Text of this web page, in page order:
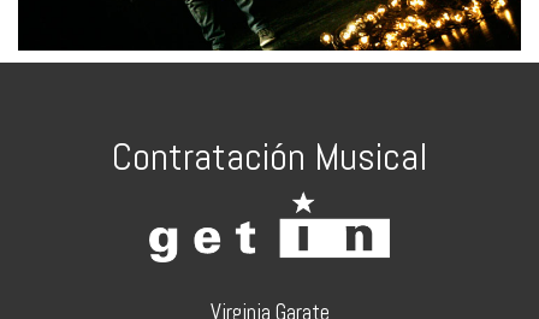
Contratación Musical
Virginia Garate